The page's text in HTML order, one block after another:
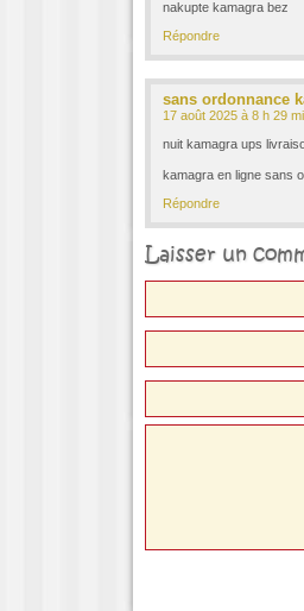
nakupte kamagra bez
Répondre
sans ordonnance
17 août 2025 à 8 h 29
nuit kamagra ups
kamagra en ligne sans
Répondre
Laisser un